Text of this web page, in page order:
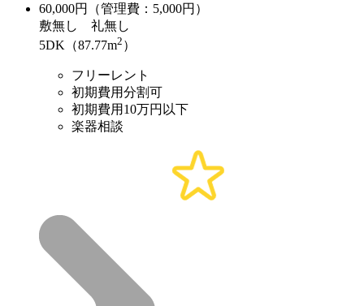
60,000円（管理費：5,000円）
敷無し 礼無し
5DK（87.77m2 ）
フリーレント
初期費用分割可
初期費用10万円以下
楽器相談